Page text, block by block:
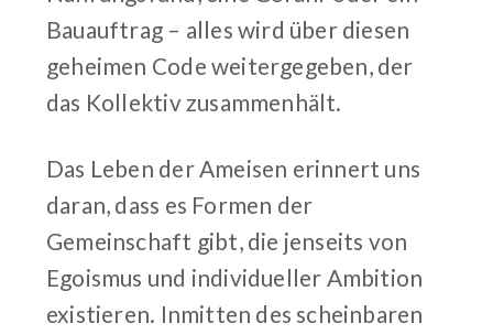
Bauauftrag – alles wird über diesen
geheimen Code weitergegeben, der
das Kollektiv zusammenhält.
Das Leben der Ameisen erinnert uns
daran, dass es Formen der
Gemeinschaft gibt, die jenseits von
Egoismus und individueller Ambition
existieren. Inmitten des scheinbaren